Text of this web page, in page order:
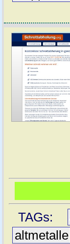
TAGs:
altmetalle